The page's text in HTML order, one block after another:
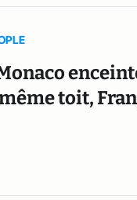
toit,